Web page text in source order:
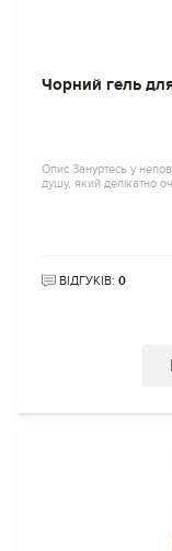
Чорний гель
Опис Зануртесь у
душу, який делікатно
ВІДГУКІВ: 0